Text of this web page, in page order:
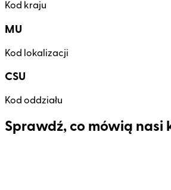
Kod kraju
MU
Kod lokalizacji
CSU
Kod oddziału
Sprawdź, co mówią nasi